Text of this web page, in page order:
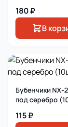
м2
180 ₽
В
Бубенчики NX-
под серебро
115 ₽